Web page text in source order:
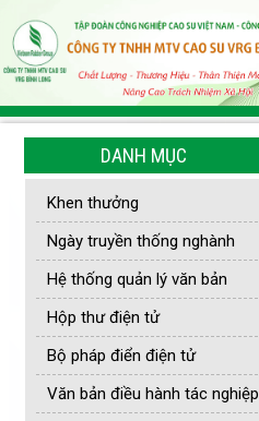
DANH MỤC
Khen thưởng
Ngày truyền thống nghành
Hệ thống quản lý văn bản
Hộp thư điện tử
Bộ pháp điển điện tử
Văn bản điều hành tác nghiệp